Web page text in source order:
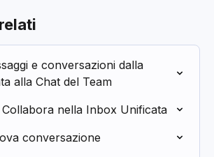
e conversazioni dalla
alla Chat del Team
nella Inbox Unificata
conversazione